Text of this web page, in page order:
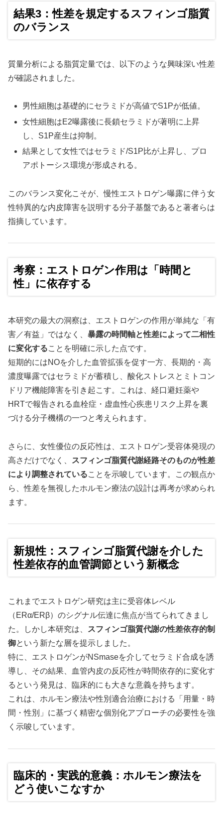
結果3：性差を規定するスフィンゴ脂質
のバランス
質量分析による脂質定量では、以下のような興味深い性差
が確認されました。
男性細胞は基礎的にセラミドが高値でS1Pが低値。
女性細胞はE2曝露後に長鎖セラミドが著明に上昇
し、S1P産生は抑制。
結果として女性ではセラミド/S1P比が上昇し、プロ
アポトーシス環境が形成される。
このバランス変化こそが、慢性エストロゲン曝露に伴う女
性特異的な内皮障害を説明する分子基盤であると著者らは
指摘しています。
考察：エストロゲン作用は「時間と
性」に依存する
本研究の最大の洞察は、エストロゲンの作用が単純な「有
害／有益」ではなく、 暴露の時間軸と性差によって二相性
に変化することを明確に示した点です。
短期的にはNOを介した血管拡張を促す一方、長期的・高
濃度曝露ではセラミドが蓄積し、酸化ストレスとミトコン
ドリア機能障害を引き起こす。これは、経口避妊薬や
HRTで報告される血栓症・虚血性心疾患リスク上昇を裏
づける分子機構の一つと考えられます。
さらに、女性優位の反応性は、エストロゲン受容体発現の
高さだけでなく、
スフィンゴ脂質代謝経路そのものが性差
により調整されていることを示唆しています。この観点か
ら、性差を無視したホルモン療法の設計は再考が求められ
ます。
新規性：スフィンゴ脂質代謝を介した
性差依存的血管調節という新概念
これまでエストロゲン研究は主に受容体レベル
（ERα/ERβ）のシグナル伝達に焦点が当てられてきまし
た。しかし本研究は、
スフィンゴ脂質代謝の性差依存的制
御という新たな層を提示しました。
特に、エストロゲンがNSmaseを介してセラミド合成を誘
導し、その結果、血管内皮の反応性が時間依存的に変化す
るという発見は、臨床的にも大きな意義を持ちます。
これは、ホルモン療法や性別適合治療における「用量・時
間・性別」に基づく精密な個別化アプローチの必要性を強
く示唆しています。
臨床的・実践的意義：ホルモン療法を
どう使いこなすか